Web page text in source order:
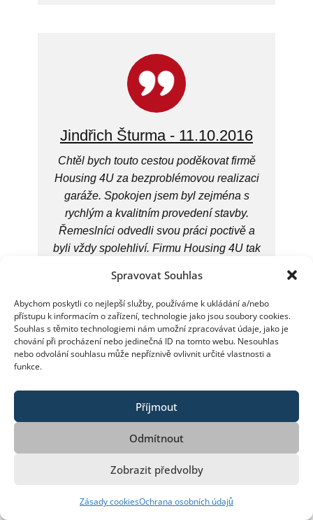
Spravovat Souhlas
Abychom poskytli co nejlepší služby, používáme k ukládání a/nebo
přístupu k informacím o zařízení, technologie jako jsou soubory cookies.
Souhlas s těmito technologiemi nám umožní zpracovávat údaje, jako je
chování při procházení nebo jedinečná ID na tomto webu. Nesouhlas
nebo odvolání souhlasu může nepříznivě ovlivnit určité vlastnosti a
funkce.
Příjmout
Odmítnout
Zobrazit předvolby
Zásady cookiesOchrana osobních údajů
Jindřich Šturma - 11.10.2016
Chtěl bych touto cestou poděkovat firmě
Housing 4U za bezproblémovou realizaci
garáže. Spokojen jsem byl zejména s
rychlým a kvalitním provedení stavby.
Řemeslníci odvedli svou práci poctivě a
byli vždy spolehliví. Firmu Housing 4U tak
Kristýna Flanderová -
20.2.2016
kompletní rekonstrukci bytu, zejména jsem